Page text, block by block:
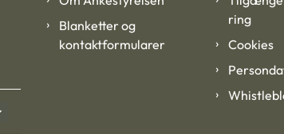
Blanketter og
kontaktformularer
ring
Cookies